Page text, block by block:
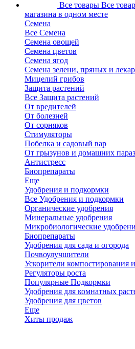
Все товары Все
магазина в одном месте
Семена
Все Семена
Семена овощей
Семена цветов
Семена ягод
Семена зелени, пряных и
Мицелий грибов
Защита растений
Все Защита растений
От вредителей
От болезней
От сорняков
Стимуляторы
Побелка и садовый вар
От грызунов и домашних
Антистресс
Биопрепараты
Еще
Удобрения и подкормки
Все Удобрения и подкормки
Органические удобрения
Минеральные удобрения
Микробиологические
Биопрепараты
Удобрения для сада и огорода
Почвоулучшители
Ускорители компостирования
Регуляторы роста
Популярные Подкормки
Удобрения для комнатных
Удобрения для цветов
Еще
Хиты продаж